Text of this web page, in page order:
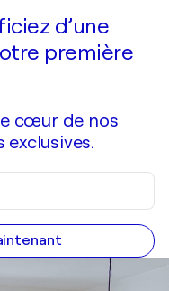
d’une
première
cœur de nos